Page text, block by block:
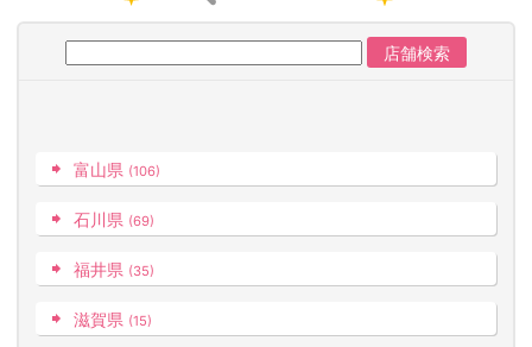
富山県 (106)
石川県 (69)
福井県 (35)
滋賀県 (15)